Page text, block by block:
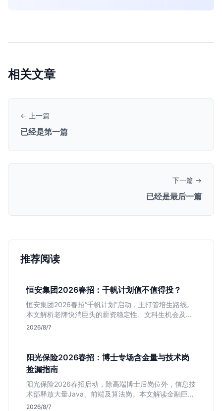
相关文章
← 上一篇
已经是第一篇
下一篇 →
已经是最后一篇
推荐阅读
恒安集团2026春招：千帆计划值不值得投？
恒安集团2026春招“千帆计划”启动，主打管培生路线。
本文解析老牌快消巨头的薪资稳定性、文科生机会及决
策链条长的局限，帮你判断是否值得投递。
2026/8/7
阳光保险2026春招：博士专场含金量与技术岗
捡漏指南
阳光保险2026春招启动，除高端博士后岗位外，信息技
术部释放大量Java、前端及算法岗。本文解读金融巨头
校招门槛，分析技术岗需求与投递价值，助你快速判断
2026/8/7